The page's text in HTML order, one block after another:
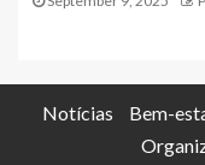
Notícias Bem-